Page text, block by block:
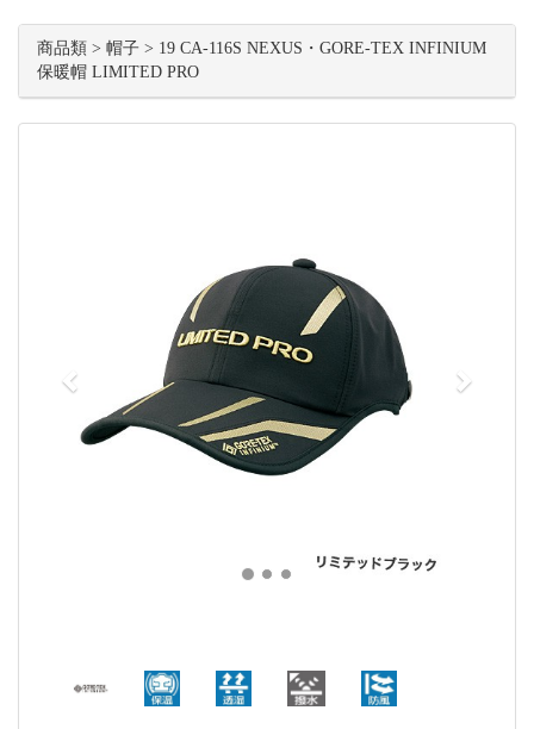
商品類 > 帽子 > 19 CA-116S NEXUS・GORE-TEX INFINIUM
保暖帽 LIMITED PRO